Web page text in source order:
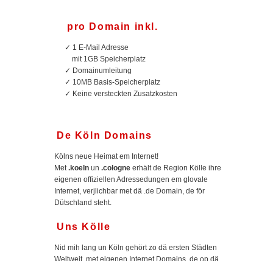
pro Domain inkl.
✓ 1 E-Mail Adresse
mit 1GB Speicherplatz
✓ Domainumleitung
✓ 10MB Basis-Speicherplatz
✓ Keine versteckten Zusatzkosten
De Köln Domains
Kölns neue Heimat em Internet!
Met.koeln un .cologne erhält de Region Kölle ihre
eigenen offiziellen Adressedungen em glovale
Internet, verjlichbar met dä .de Domain, de för
Dütschland steht.
Uns Kölle
Nid mih lang un Köln gehört zo dä ersten Städten
Weltweit, met eigenen Internet Domains, de op dä